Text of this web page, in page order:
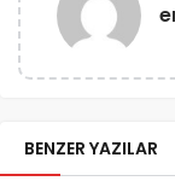
BENZER YAZILAR